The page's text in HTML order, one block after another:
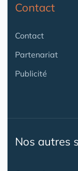
Contact
Contact
Partenariat
Publicité
Nos autres